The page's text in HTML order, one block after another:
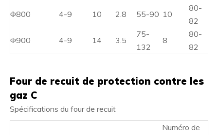
Φ800
4-9 10 2.8 55-90 10
80-
82
Φ900
4-9 14 3.5
75-
132
8
80-
82
Four de recuit de protection contre les
gaz C
Spécifications du four de recuit
Numéro de